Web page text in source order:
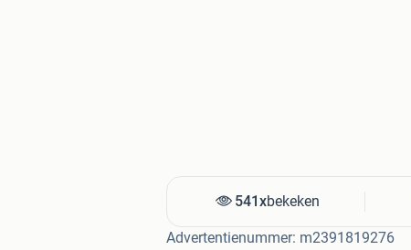
541xbekeken
Advertentienummer: m2391819276